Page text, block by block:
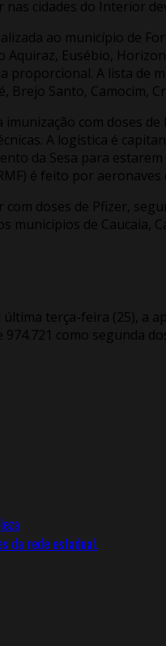
nas cidades do Interior
ao município de
Eusébio,
A lista de
Brejo Santo,
com doses
A logística é
da Sesa para
é feito por
doses de Pfizer,
municípios de Caucaia,
última terça-feira (25), a
como segunda
da rede estadual.